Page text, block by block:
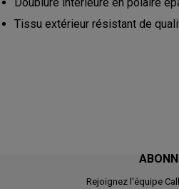
Tissu extérieur résistant de
Rejoignez l'équipe